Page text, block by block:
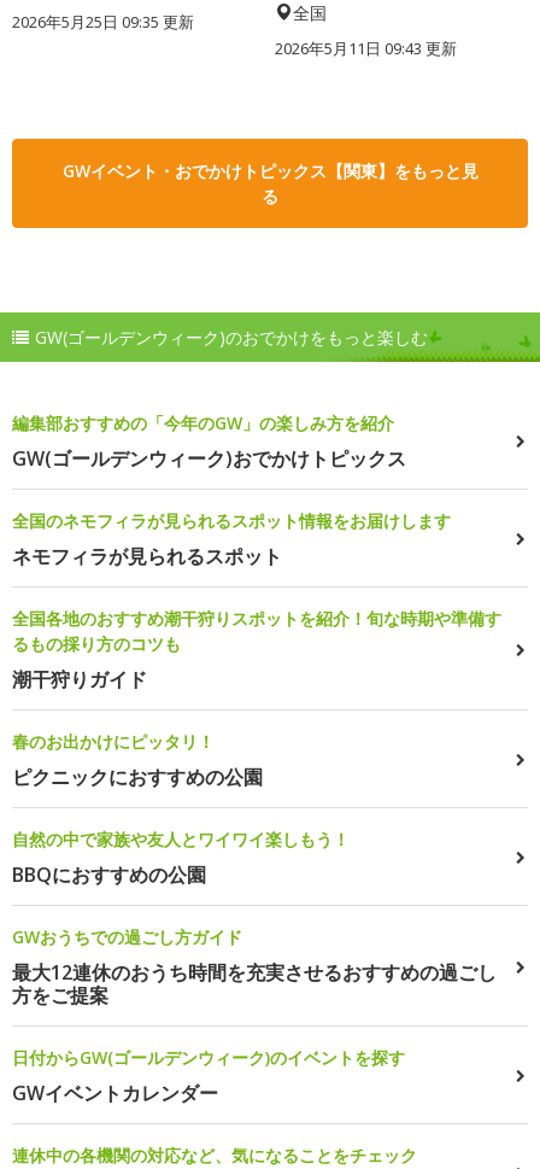
2026年5月25日 09:35 更新 全国
2026年5月11日 09:43 更新
GWイベント・おでかけトピックス【関東】をもっと見
る
GW(ゴールデンウィーク)のおでかけをもっと楽しむ
編集部おすすめの「今年のGW」の楽しみ方を紹介
GW(ゴールデンウィーク)おでかけトピックス
全国のネモフィラが見られるスポット情報をお届けします
ネモフィラが見られるスポット
全国各地のおすすめ潮干狩りスポットを紹介！旬な時期や準備す
るもの採り方のコツも
潮干狩りガイド
春のお出かけにピッタリ！
ピクニックにおすすめの公園
自然の中で家族や友人とワイワイ楽しもう！
BBQにおすすめの公園
GWおうちでの過ごし方ガイド
最大12連休のおうち時間を充実させるおすすめの過ごし
方をご提案
日付からGW(ゴールデンウィーク)のイベントを探す
GWイベントカレンダー
連休中の各機関の対応など、気になることをチェック